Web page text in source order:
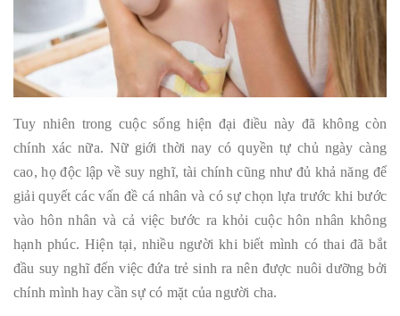
Tuy nhiên trong cuộc sống hiện đại điều này đã không còn
chính xác nữa. Nữ giới thời nay có quyền tự chủ ngày càng
cao, họ độc lập về suy nghĩ, tài chính cũng như đủ khả năng để
giải quyết các vấn đề cá nhân và có sự chọn lựa trước khi bước
vào hôn nhân và cả việc bước ra khỏi cuộc hôn nhân không
hạnh phúc. Hiện tại, nhiều người khi biết mình có thai đã bắt
đầu suy nghĩ đến việc đứa trẻ sinh ra nên được nuôi dưỡng bởi
chính mình hay cần sự có mặt của người cha.